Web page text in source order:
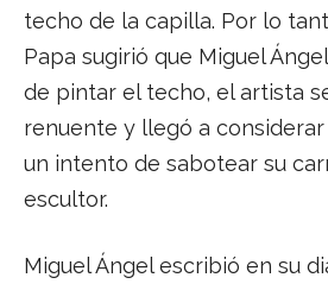
techo de la capilla. Por lo
Papa sugirió que Miguel
de pintar el techo, el artista
renuente y llegó a
un intento de sabotear su
escultor.
Miguel Ángel escribió en su